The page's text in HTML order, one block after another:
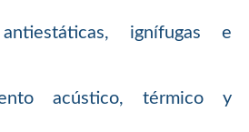
ignífugas e
acústico, térmico y